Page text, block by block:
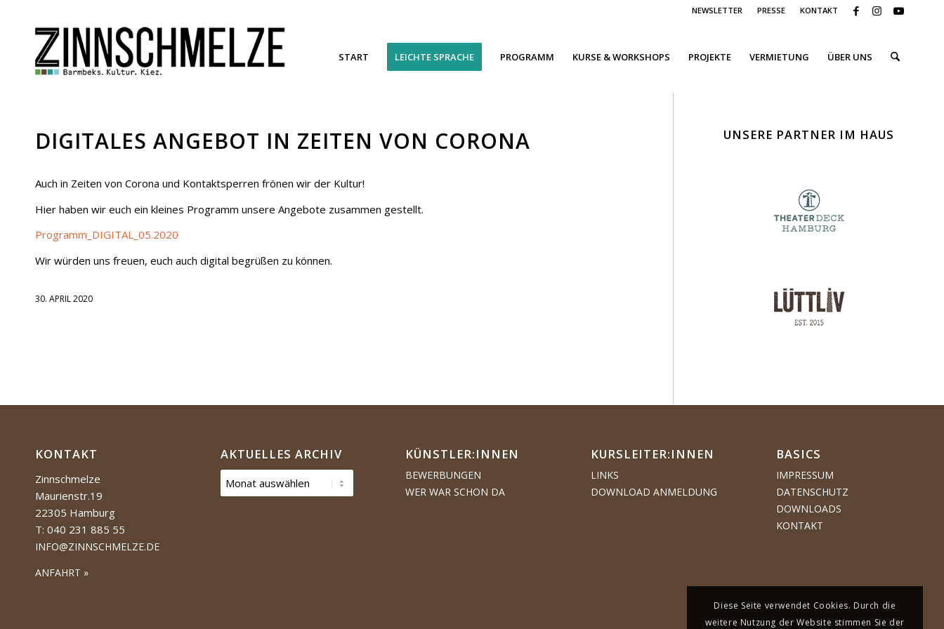
NEWSLETTER PRESSE KONTAKT
START LEICHTE SPRACHE PROGRAMM KURSE & WORKSHOPS PROJEKTE VERMIETUNG ÜBER UNS
DIGITALES ANGEBOT IN ZEITEN VON CORONA
Auch in Zeiten von Corona und Kontaktsperren frönen wir der Kultur!
Hier haben wir euch ein kleines Programm unsere Angebote zusammen gestellt.
Programm_DIGITAL_05.2020
Wir würden uns freuen, euch auch digital begrüßen zu können.
30. APRIL 2020
UNSERE PARTNER IM HAUS
KONTAKT
Zinnschmelze
Maurienstr.19
22305 Hamburg
T: 040 231 885 55
INFO@ZINNSCHMELZE.DE
ANFAHRT »
AKTUELLES ARCHIV KÜNSTLER:­­INNEN
BEWERBUNGEN
WER WAR SCHON DA
KURSLEITER:INNEN
LINKS
DOWNLOAD ANMELDUNG
BASICS
IMPRESSUM
DATENSCHUTZ
DOWNLOADS
KONTAKT
Diese Seite verwendet Cookies. Durch die
weitere Nutzung der Website stimmen Sie der